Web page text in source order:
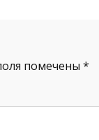
помечены *